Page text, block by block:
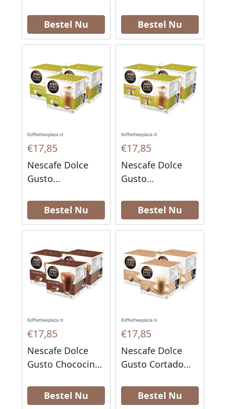
stuksBestel Nu
Koffiecups 16
stuks
Bestel Nu
Koffietheeplaza.nl
€17,85
Nescafe Dolce
Gusto
Koffiecups 16
stuks
Bestel Nu
Koffietheeplaza.nl
€17,85
Nescafe Dolce
Gusto
Koffiecups 16
stuks
Bestel Nu
Koffietheeplaza.nl
€17,85
Nescafe Dolce
Gusto Chococino
stuksBestel Nu
Koffietheeplaza.nl
€17,85
Nescafe Dolce
Gusto Cortado
stuksBestel Nu